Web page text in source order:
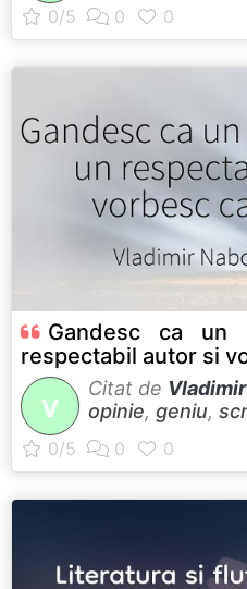
Gandesc ca un
respectabil autor si
V
Citat de
opinie, geniu,